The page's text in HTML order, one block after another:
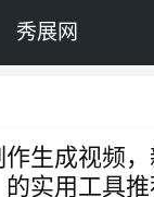
秀展网
生成视频
的实用工具